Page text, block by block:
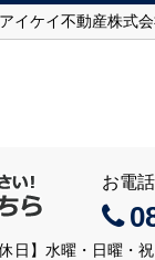
イケイ不動産株式
お電
日】水曜・日曜・